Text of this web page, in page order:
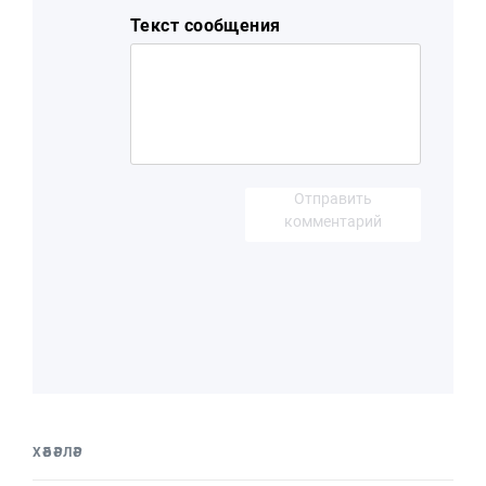
Текст сообщения
Отправить
комментарий
ХӘБӘРЛӘР